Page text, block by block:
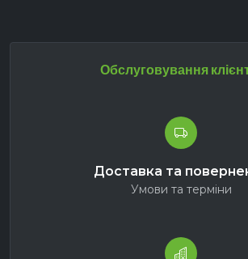
Обслуговування
Доставка та
Умови та терміни